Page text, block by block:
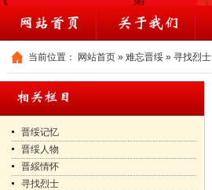
当前位置： 网站首页 » 难忘晋绥 » 寻找烈士
晋绥记忆
晋绥人物
晋綏情怀
寻找烈士